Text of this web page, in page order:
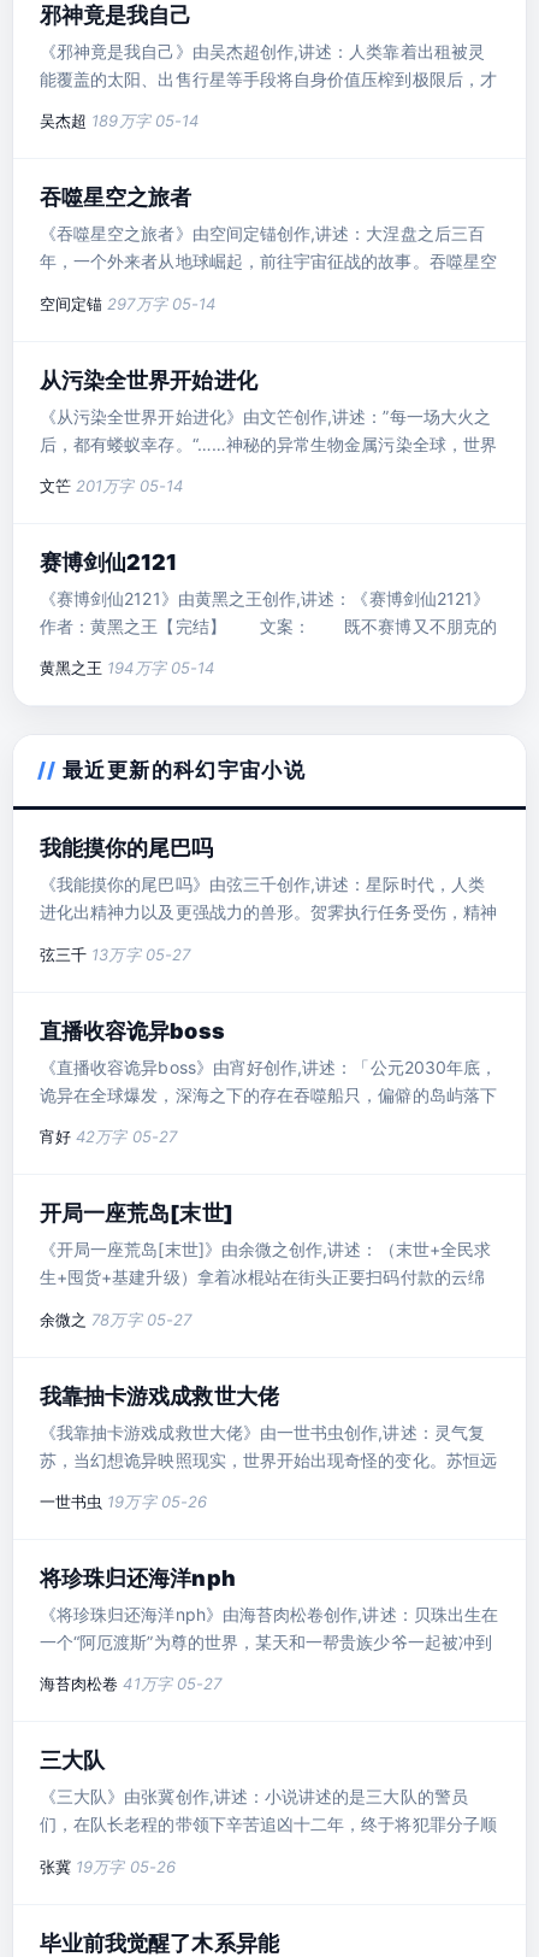
邪神竟是我自己
《邪神竟是我自己》由吴杰超创作,讲述：人类靠着出租被灵
能覆盖的太阳、出售行星等手段将自身价值压榨到极限后，才
吴杰超 189万字 05-14
吞噬星空之旅者
《吞噬星空之旅者》由空间定锚创作,讲述：大涅盘之后三百
年，一个外来者从地球崛起，前往宇宙征战的故事。吞噬星空
空间定锚 297万字 05-14
从污染全世界开始进化
《从污染全世界开始进化》由文笀创作,讲述：”每一场大火之
后，都有蝼蚁幸存。“……神秘的异常生物金属污染全球，世界
文笀 201万字 05-14
赛博剑仙2121
《赛博剑仙2121》由黄黑之王创作,讲述：《赛博剑仙2121》
作者：黄黑之王【完结】 文案： 既不赛博又不朋克的
黄黑之王 194万字 05-14
最近更新的科幻宇宙小说
我能摸你的尾巴吗
《我能摸你的尾巴吗》由弦三千创作,讲述：星际时代，人类
进化出精神力以及更强战力的兽形。贺霁执行任务受伤，精神
弦三千 13万字 05-27
直播收容诡异boss
《直播收容诡异boss》由宵好创作,讲述：「公元2030年底，
诡异在全球爆发，深海之下的存在吞噬船只，偏僻的岛屿落下
宵好 42万字 05-27
开局一座荒岛[末世]
《开局一座荒岛[末世]》由余微之创作,讲述：（末世+全民求
生+囤货+基建升级）拿着冰棍站在街头正要扫码付款的云绵
余微之 78万字 05-27
我靠抽卡游戏成救世大佬
《我靠抽卡游戏成救世大佬》由一世书虫创作,讲述：灵气复
苏，当幻想诡异映照现实，世界开始出现奇怪的变化。苏恒远
一世书虫 19万字 05-26
将珍珠归还海洋nph
《将珍珠归还海洋nph》由海苔肉松卷创作,讲述：贝珠出生在
一个“阿厄渡斯”为尊的世界，某天和一帮贵族少爷一起被冲到
海苔肉松卷 41万字 05-27
三大队
《三大队》由张冀创作,讲述：小说讲述的是三大队的警员
们，在队长老程的带领下辛苦追凶十二年，终于将犯罪分子顺
张冀 19万字 05-26
毕业前我觉醒了木系异能